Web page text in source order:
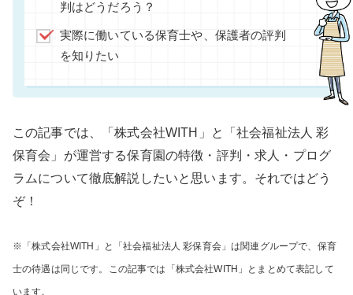
判はどうだろう？
実際に働いている保育士や、保護者の評判
を知りたい
この記事では、「株式会社WITH」と「社会福祉法人 彩
保育会」が運営する保育園の特徴・評判・求人・プログ
ラムについて徹底解説したいと思います。それではどう
ぞ！
※「株式会社WITH」と「社会福祉法人 彩保育会」は関連グループで、保育
士の待遇は同じです。この記事では「株式会社WITH」とまとめて表記して
います。